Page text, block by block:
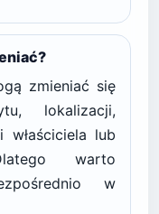
zmieniać się
lokalizacji,
lub
warto
w